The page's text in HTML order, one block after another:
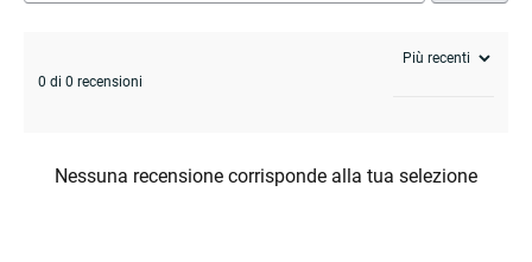
0 di 0 recensioni
Nessuna recensione corrisponde alla tua selezione